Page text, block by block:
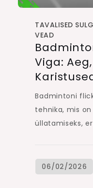
TAVALISED
VEAD
Viga:
Badmintoni
tehnika, mis
üllatamiseks,